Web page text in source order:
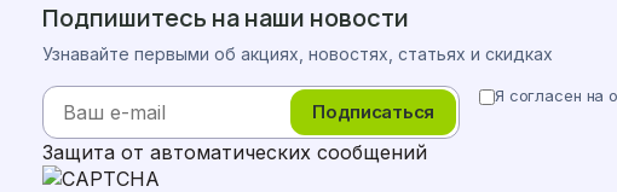
Подпишитесь на наши новости
Узнавайте первыми об акциях, новостях, статьях и скидках
Подписаться
Я согласен на
Защита от автоматических сообщений